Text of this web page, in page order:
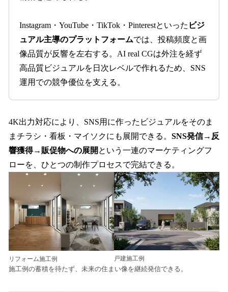
Instagram・YouTube・TikTok・Pinterestといった ビジ
ュアル主導のプラットフォームでは、投稿頻度と画
像品質が反響を左右する。AI real CGは外注を経ず
高品質ビジュアルを日次レベルで作れるため、SNS
運用での競争優位を支える。
4K出力対応により、SNS用に作ったビジュアルをそのま
まチラシ・看板・マイソクにも展開できる。 SNS発信→反
響獲得→販促物への展開 という一連のマーケティングフ
ローを、ひとつの制作プロセスで完結できる。
リフォーム施工例 戸建施工例
施工例の蓄積を待たず、未来の住まい像を継続発信できる。